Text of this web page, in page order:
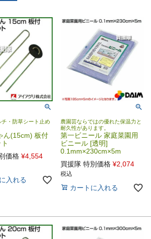
・防草シート止め
ん(15cm) 板付
価格 ¥4,554
入れる
農園芸ならではの優れた保温力と
耐久性があります。
第一ビニール 家庭菜園用
ビニール [透明]
0.1mm×230cm×5m
買援隊 特別価格 ¥2,074
税込
カートに入れる